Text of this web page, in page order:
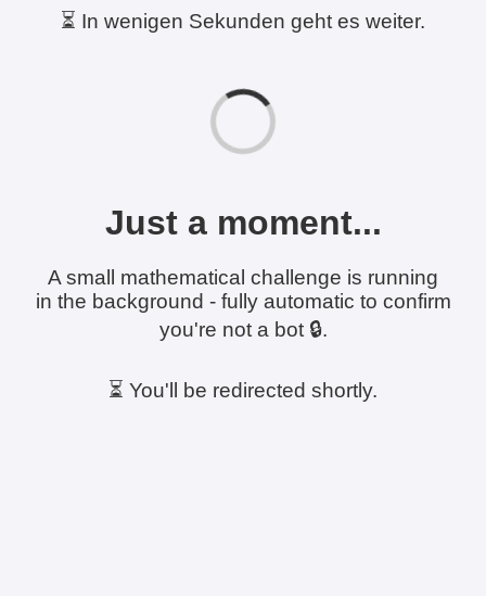
⏳ In wenigen Sekunden geht es weiter.
Just a moment...
A small mathematical challenge is running
in the background - fully automatic to confirm
you're not a bot 🔒.
⏳ You'll be redirected shortly.